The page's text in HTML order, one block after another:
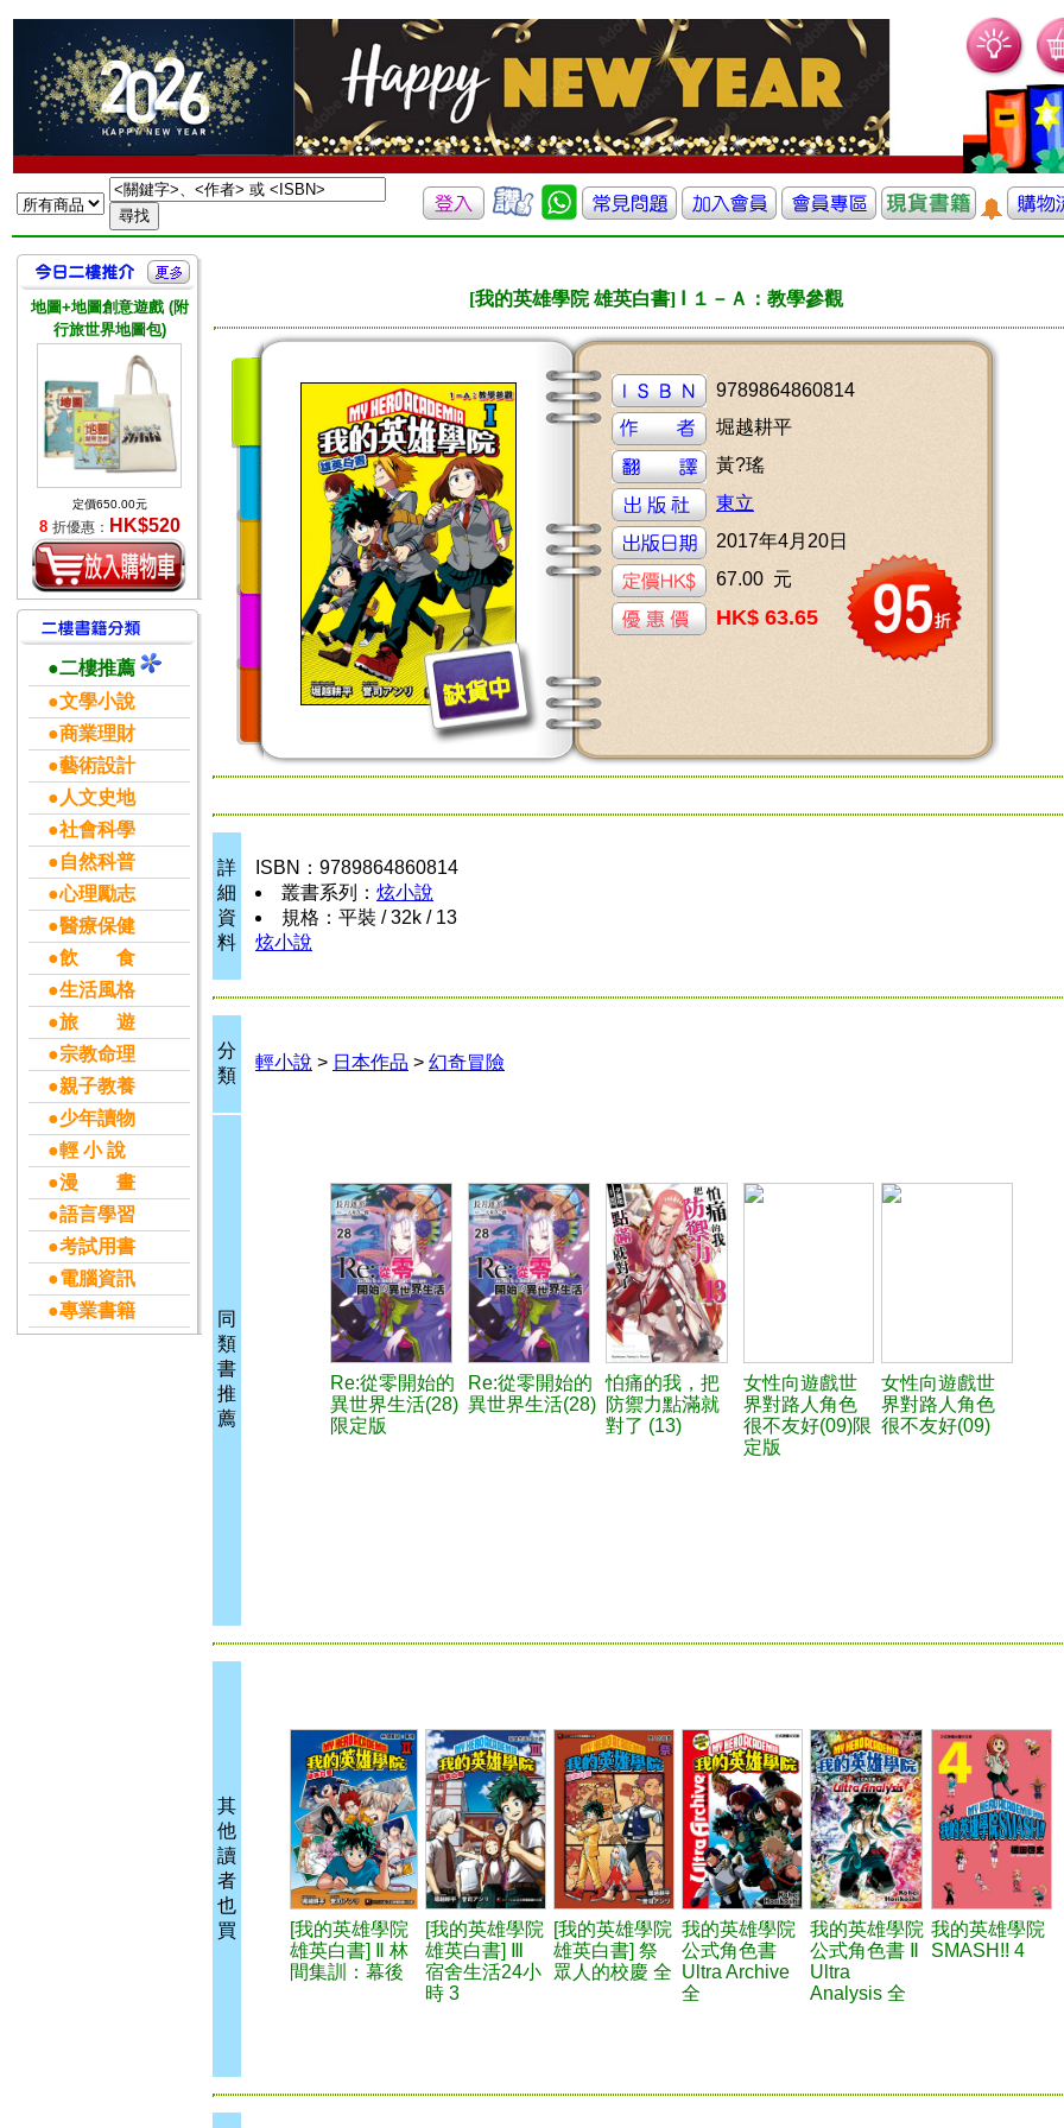
地圖+地圖創意遊戲 (附
行旅世界地圖包)
定價650.00元
8 折優惠： HK$520
●二樓推薦
●文學小說
●商業理財
●藝術設計
●人文史地
●社會科學
●自然科普
●心理勵志
●醫療保健
●飲 食
●生活風格
●旅 遊
●宗教命理
●親子教養
●少年讀物
●輕 小 說
●漫 畫
●語言學習
●考試用書
●電腦資訊
●專業書籍
[我的英雄學院 雄英白書] Ⅰ １－Ａ：教學參觀
9789864860814
堀越耕平
黃?瑤
東立
2017年4月20日
67.00 元
HK$ 63.65
詳
細
資
料
ISBN：9789864860814
叢書系列： 炫小說
規格：平裝 / 32k / 13
炫小說
分
類
輕小說 > 日本作品 > 幻奇冒險
同
類
書
推
薦
Re:從零開始的
異世界生活(28)
限定版
Re:從零開始的
異世界生活(28)
怕痛的我，把
防禦力點滿就
對了 (13)
女性向遊戲世
界對路人角色
很不友好(09)限
定版
女性向遊戲世
界對路人角色
很不友好(09)
其
他
讀
者
也
買
[我的英雄學院
雄英白書] Ⅱ 林
間集訓：幕後
[我的英雄學院
雄英白書] Ⅲ
宿舍生活24小
時 3
[我的英雄學院
雄英白書] 祭
眾人的校慶 全
我的英雄學院
公式角色書
Ultra Archive
全
我的英雄學院
公式角色書 Ⅱ
Ultra
Analysis 全
我的英雄學院
SMASH!! 4